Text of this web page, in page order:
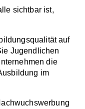
sichtbar ist,
auf
Jugendlichen
die
im